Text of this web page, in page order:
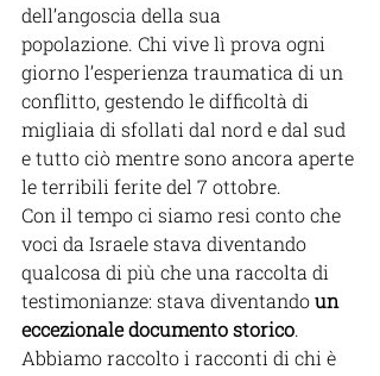
dell’angoscia della sua
popolazione. Chi vive lì prova ogni
giorno l’esperienza traumatica di un
conflitto, gestendo le difficoltà di
migliaia di sfollati dal nord e dal sud
e tutto ciò mentre sono ancora aperte
le terribili ferite del 7 ottobre.
Con il tempo ci siamo resi conto che
voci da Israele stava diventando
qualcosa di più che una raccolta di
testimonianze: stava diventando un
eccezionale documento storico.
Abbiamo raccolto i racconti di chi è